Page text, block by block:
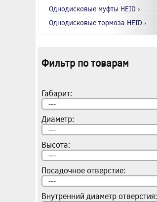
Однодисковые муфты HEID ›
Однодисковые тормоза HEID ›
Фильтр по товарам
Габарит:
Диаметр:
Высота:
Посадочное отверстие:
Внутренний диаметр отверстия: